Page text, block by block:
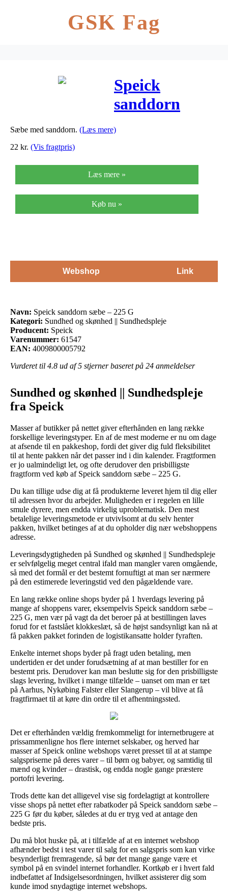
GSK Fag
Speick
sanddorn
sæbe – 225 G
Sæbe med sanddorn. (Læs mere)
22 kr. (Vis fragtpris)
Læs mere »
Køb nu »
Webshop Link
Navn: Speick sanddorn sæbe – 225 G
Kategori: Sundhed og skønhed || Sundhedspleje
Producent: Speick
Varenummer: 61547
EAN: 4009800005792
Vurderet til 4.8 ud af 5 stjerner baseret på 24 anmeldelser
Sundhed og skønhed || Sundhedspleje
fra Speick
Masser af butikker på nettet giver efterhånden en lang række
forskellige leveringstyper. En af de mest moderne er nu om dage
at afsende til en pakkeshop, fordi det giver dig fuld fleksibilitet
til at hente pakken når det passer ind i din kalender. Fragtformen
er jo ualmindeligt let, og ofte derudover den prisbilligste
fragtform ved køb af Speick sanddorn sæbe – 225 G.
Du kan tillige udse dig at få produkterne leveret hjem til dig eller
til adressen hvor du arbejder. Muligheden er i regelen en lille
smule dyrere, men endda virkelig uproblematisk. Den mest
betalelige leveringsmetode er utvivlsomt at du selv henter
pakken, hvilket betinges af at du opholder dig nær webshoppens
adresse.
Leveringsdygtigheden på Sundhed og skønhed || Sundhedspleje
er selvfølgelig meget central ifald man mangler varen omgående,
så med det formål er det bestemt fornuftigt at man ser nærmere
på den estimerede leveringstid ved den pågældende vare.
En lang række online shops byder på 1 hverdags levering på
mange af shoppens varer, eksempelvis Speick sanddorn sæbe –
225 G, men vær på vagt da det beroer på at bestillingen laves
forud for et fastslået klokkeslæt, så de højst sandsynligt kan nå at
få pakken pakket forinden de logistikansatte holder fyraften.
Enkelte internet shops byder på fragt uden betaling, men
undertiden er det under forudsætning af at man bestiller for en
bestemt pris. Derudover kan man beslutte sig for den prisbilligste
slags levering, hvilket i mange tilfælde – uanset om man er tæt
på Aarhus, Nykøbing Falster eller Slangerup – vil blive at få
fragtfirmaet til at køre din ordre til et afhentningssted.
Det er efterhånden vældig fremkommeligt for internetbrugere at
prissammenligne hos flere internet selskaber, og herved har
masser af Speick online webshops været presset til at at stampe
salgspriserne på deres varer – til børn og babyer, og samtidig til
mænd og kvinder – drastisk, og endda nogle gange præstere
portofri levering.
Trods dette kan det alligevel vise sig fordelagtigt at kontrollere
visse shops på nettet efter rabatkoder på Speick sanddorn sæbe –
225 G før du køber, således at du er tryg ved at antage den
bedste pris.
Du må blot huske på, at i tilfælde af at en internet webshop
afhænder bedst i test varer til salg for en salgspris som kan virke
besynderligt fremragende, så bør det mange gange være et
symbol på en svindel internet forhandler. Kortkøb er i hvert fald
indbefattet af Indsigelsesordningen, hvilket assisterer dig som
kunde imod snydagtige internet webshops.